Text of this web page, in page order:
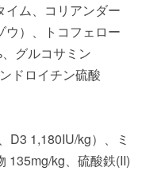
イム、コリアンダー
ウ）、トコフェロー
グルコサミン
ドロイチン硫酸
D3 1,180IU/kg）、ミ
135mg/kg、硫酸鉄(II)